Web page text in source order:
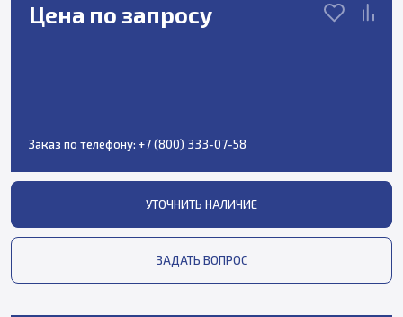
Цена по запросу
Заказ по телефону: +7 (800) 333-07-58
УТОЧНИТЬ НАЛИЧИЕ
ЗАДАТЬ ВОПРОС